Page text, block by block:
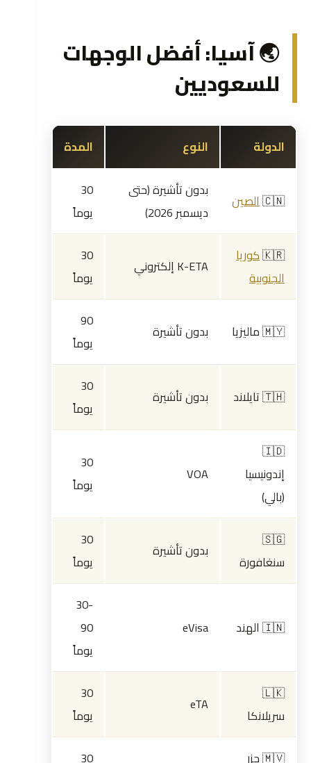
🌏 آسيا: أفضل الوجهات
للسعوديين
الدولة النوع المدة
🇨🇳الصين
بدون تأشيرة (حتى
ديسمبر 2026)
30
يوماً
🇰🇷كوريا
الجنوبية
K-ETA إلكتروني
30
يوماً
🇲🇾 ماليزيا بدون تأشيرة
90
يوماً
🇹🇭 تايلاند بدون تأشيرة
30
يوماً
🇮🇩
إندونيسيا
(بالي)
VOA
30
يوماً
🇸🇬
سنغافورة
بدون تأشيرة
30
يوماً
🇮🇳 الهند eVisa
30-
90
يوماً
🇱🇰
سريلانكا
eTA
30
يوماً
🇲🇻 جزر 30